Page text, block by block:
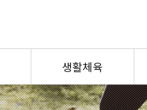
생활체육
사업운영현황